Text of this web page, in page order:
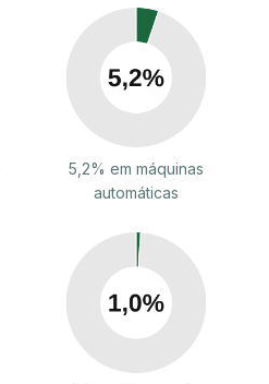
5,2% em máquinas
automáticas